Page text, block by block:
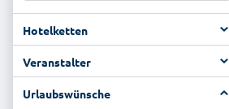
Hotelketten
Veranstalter
Urlaubswünsche